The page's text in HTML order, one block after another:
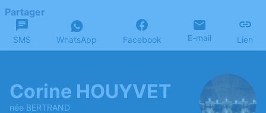
Partager
SMS WhatsApp Facebook E-mail Lien
Corine HOUYVET
née BERTRAND